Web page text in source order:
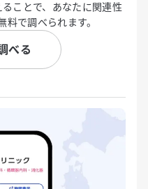
ことで、あなたに関連性
で調べられます。
べる